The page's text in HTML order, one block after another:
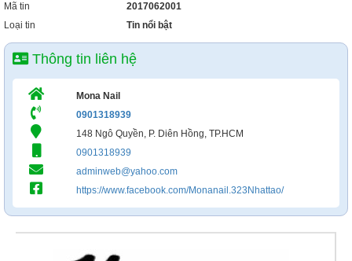
Mã tin
2017062001
Loại tin
Tin nổi bật
Thông tin liên hệ
Mona Nail
0901318939
148 Ngô Quyền, P. Diên Hồng, TP.HCM
0901318939
adminweb@yahoo.com
https://www.facebook.com/Monanail.323Nhattao/